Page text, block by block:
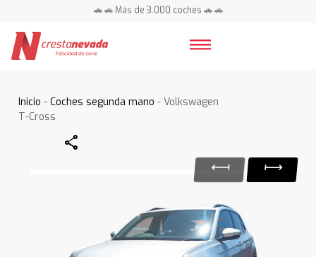
🚗 🚗 Más de 3.000 coches 🚗 🚗
Inicio -Coches segunda mano - Volkswagen
T-Cross
Share